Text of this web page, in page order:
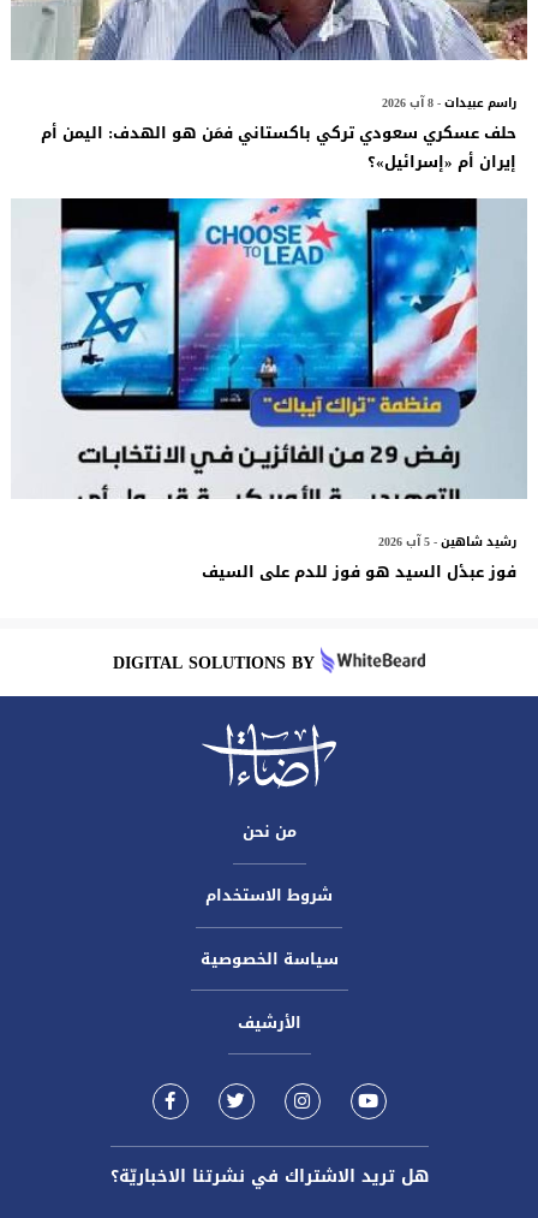
راسم عبيدات- 8 آب 2026
حلف عسكري سعودي تركي باكستاني فمَن هو الهدف: اليمن أم
إيران أم «إسرائيل»؟
رشيد شاهين- 5 آب 2026
فوز عبدٔل السيد هو فوز للدم على السيف
DIGITAL SOLUTIONS BY
من نحن
شروط الاستخدام
سياسة الخصوصية
الأرشيف
هل تريد الاشتراك في نشرتنا الاخباريّة؟